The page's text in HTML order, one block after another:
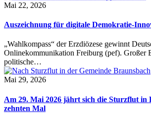
Mai 22, 2026
Auszeichnung für digitale Demokratie-
„Wahlkompass“ der Erzdiözese gewinnt
Onlinekommunikation Freiburg (pef). Großer
politische…
Mai 29, 2026
Am 29. Mai 2026 jährt sich die Sturzflut in
zehnten Mal